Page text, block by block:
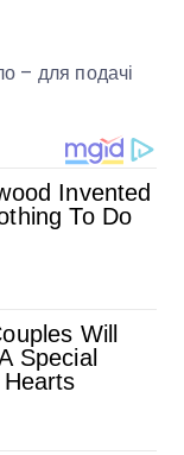
– для подачі